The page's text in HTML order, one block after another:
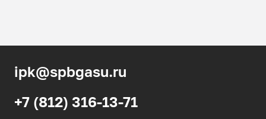
ipk@spbgasu.ru
+7 (812) 316-13-71